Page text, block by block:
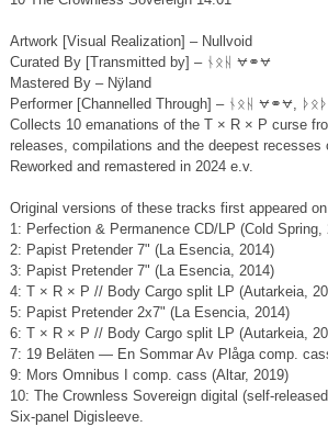
Artwork [Visual Realization] – Nullvoid
Curated By [Transmitted by] – ᚾᛟᚺ ⩝⚭⩝
Mastered By – Nÿland
Performer [Channelled Through] – ᚾᛟᚺ ⩝⚭⩝,
Collects 10 emanations of the T × R × P curse
releases, compilations and the deepest recesses
Reworked and remastered in 2024 e.v.
Original versions of these tracks first appeared
1: Perfection & Permanence CD/LP (Cold Spring,
2: Papist Pretender 7" (La Esencia, 2014)
3: Papist Pretender 7" (La Esencia, 2014)
4: T × R × P // Body Cargo split LP (Autarkeia,
5: Papist Pretender 2x7" (La Esencia, 2014)
6: T × R × P // Body Cargo split LP (Autarkeia,
7: 19 Beläten — En Sommar Av Plåga comp.
9: Mors Omnibus I comp. cass (Altar, 2019)
10: The Crownless Sovereign digital (self-
Six-panel Digisleeve.